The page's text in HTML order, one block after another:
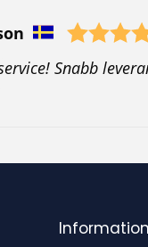
Snabb
Information